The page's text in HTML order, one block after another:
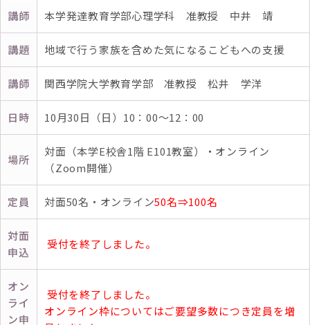
講師 本学発達教育学部心理学科 准教授 中井 靖
講題 地域で行う家族を含めた気になるこどもへの支援
講師 関西学院大学教育学部 准教授 松井 学洋
日時 10月30日（日）10：00～12：00
場所
対面（本学E校舎1階 E101教室）・オンライン
（Zoom開催）
定員 対面50名・オンライン50名⇒100名
対面
申込
受付を終了しました。
オン
ライ
ン申
受付を終了しました。
オンライン枠についてはご要望多数につき定員を増